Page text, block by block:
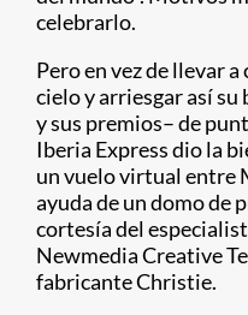
celebrarlo.
Pero en vez de llevar
cielo y arriesgar así
y sus premios– de
Iberia Express dio la
un vuelo virtual entre
ayuda de un domo de
cortesía del
Newmedia Creative
fabricante Christie.